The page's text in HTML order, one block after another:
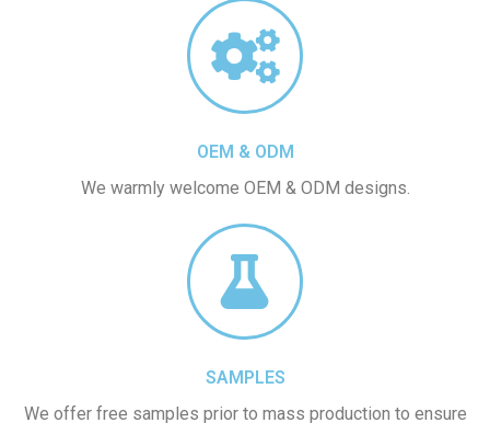
OEM & ODM
We warmly welcome OEM & ODM designs.
SAMPLES
We offer free samples prior to mass production to ensure